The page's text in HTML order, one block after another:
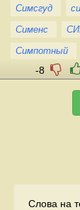
Симсгуд
Сименс
Симпотный
-8
Слова на